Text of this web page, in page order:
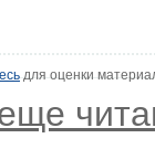
для оценки